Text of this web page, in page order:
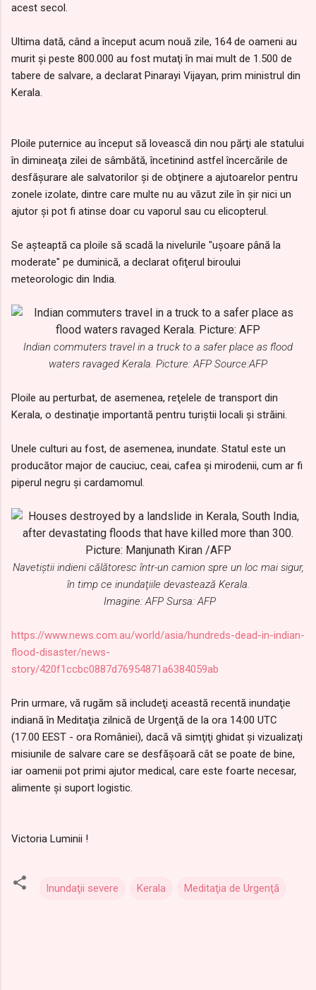
acest secol.
Ultima dată, când a început acum nouă zile, 164 de oameni au
murit şi peste 800.000 au fost mutaţi în mai mult de 1.500 de
tabere de salvare, a declarat Pinarayi Vijayan, prim ministrul din
Kerala.
Ploile puternice au început să lovească din nou părţi ale statului
în dimineaţa zilei de sâmbătă, încetinind astfel încercările de
desfăşurare ale salvatorilor şi de obţinere a ajutoarelor pentru
zonele izolate, dintre care multe nu au văzut zile în şir nici un
ajutor şi pot fi atinse doar cu vaporul sau cu elicopterul.
Se aşteaptă ca ploile să scadă la nivelurile "uşoare până la
moderate" pe duminică, a declarat ofiţerul biroului
meteorologic din India.
Indian commuters travel in a truck to a safer place as flood
waters ravaged Kerala. Picture: AFP Source:AFP
Ploile au perturbat, de asemenea, reţelele de transport din
Kerala, o destinaţie importantă pentru turiştii locali şi străini.
Unele culturi au fost, de asemenea, inundate. Statul este un
producător major de cauciuc, ceai, cafea şi mirodenii, cum ar fi
piperul negru şi cardamomul.
Navetiştii indieni călătoresc într-un camion spre un loc mai sigur,
în timp ce inundaţiile devastează Kerala.
Imagine: AFP Sursa: AFP
https://www.news.com.au/world/asia/hundreds-dead-in-indian-
flood-disaster/news-
story/420f1ccbc0887d76954871a6384059ab
Prin urmare, vă rugăm să includeţi această recentă inundaţie
indiană în Meditaţia zilnică de Urgenţă de la ora 14:00 UTC
(17.00 EEST - ora României), dacă vă simţiţi ghidat şi vizualizaţi
misiunile de salvare care se desfăşoară cât se poate de bine,
iar oamenii pot primi ajutor medical, care este foarte necesar,
alimente şi suport logistic.
Victoria Luminii !
Inundaţii severe Kerala Meditaţia de Urgenţă